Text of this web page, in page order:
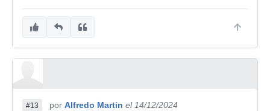
#13 por Alfredo Martin el 14/12/2024